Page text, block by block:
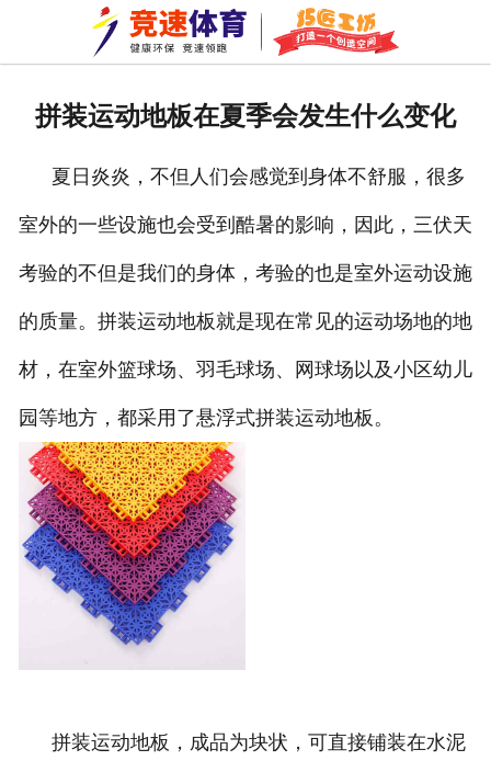
网站首页
成功案例
资质荣誉
公司环境
拼装运动地板在夏季会发生什么变化
夏日炎炎，不但人们会感觉到身体不舒服，很多
室外的一些设施也会受到酷暑的影响，因此，三伏天
考验的不但是我们的身体，考验的也是室外运动设施
的质量。拼装运动地板就是现在常见的运动场地的地
材，在室外篮球场、羽毛球场、网球场以及小区幼儿
园等地方，都采用了悬浮式拼装运动地板。
拼装运动地板，成品为块状，可直接铺装在水泥